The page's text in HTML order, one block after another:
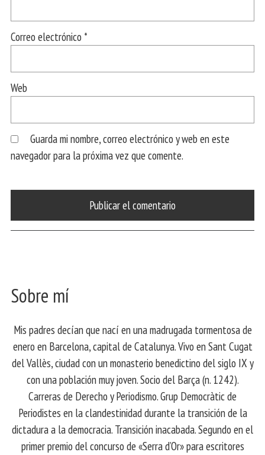
Correo electrónico *
Web
Guarda mi nombre, correo electrónico y web en este
navegador para la próxima vez que comente.
Sobre mí
Mis padres decían que nací en una madrugada tormentosa de
enero en Barcelona, ​​capital de Catalunya. Vivo en Sant Cugat
del Vallès, ciudad con un monasterio benedictino del siglo IX y
con una población muy joven. Socio del Barça (n. 1242).
Carreras de Derecho y Periodismo. Grup Democràtic de
Periodistes en la clandestinidad durante la transición de la
dictadura a la democracia. Transición inacabada. Segundo en el
primer premio del concurso de «Serra d’Or» para escritores